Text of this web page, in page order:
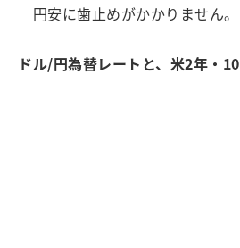
円安に歯止めがかかりません
ドル/円為替レートと、米2年・